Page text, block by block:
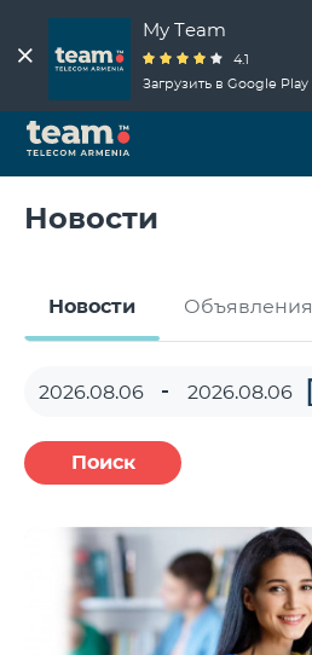
My Team
4.1
Загрузить в Google Play
Новости
Новости Объявления
Поиск